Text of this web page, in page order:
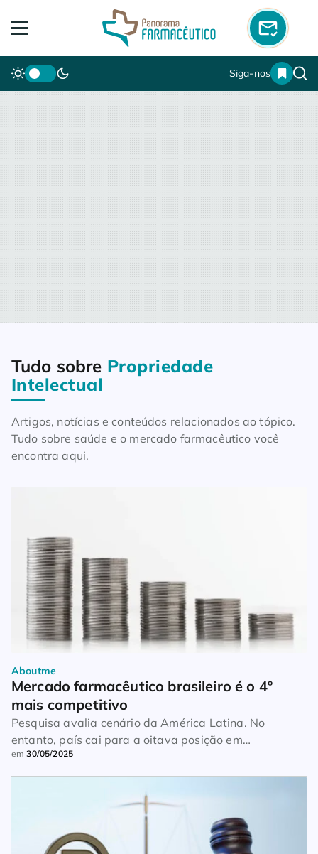
Siga-nos
Home Blog Tudo sobre Propriedade Intelectual
Tudo sobre Propriedade
Intelectual
Artigos, notícias e conteúdos relacionados ao tópico.
Tudo sobre saúde e o mercado farmacêutico você
encontra aqui.
Aboutme
Mercado farmacêutico brasileiro é o 4º
mais competitivo
Pesquisa avalia cenário da América Latina. No
entanto, país cai para a oitava posição em
propriedade intelectual
em30/05/2025